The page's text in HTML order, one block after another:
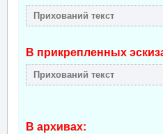
В прикрепленных
В архивах: